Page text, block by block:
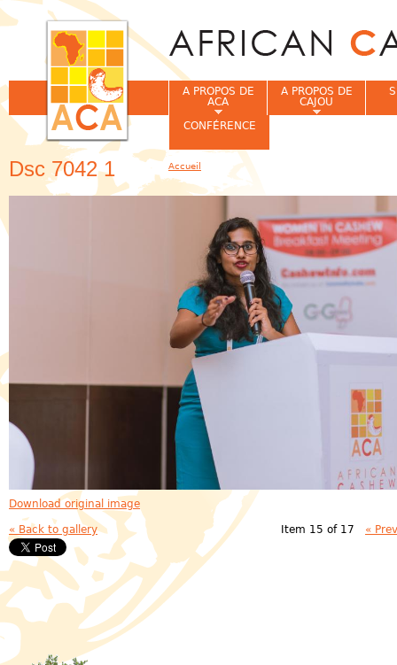
Dsc 7042 1
Download original image
« Back to gallery Item 15 of 17 «
A PROPOS DE
ACA
A PROPOS DE
CAJOU
CONFÉRENCE
Vous êtes ici
Accueil